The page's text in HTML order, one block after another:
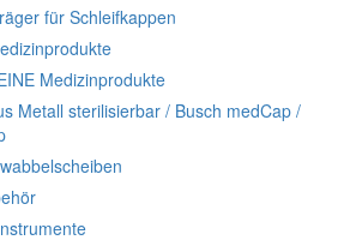
für Schleifkappen
Medizinprodukte
Metall sterilisierbar / Busch medCap /